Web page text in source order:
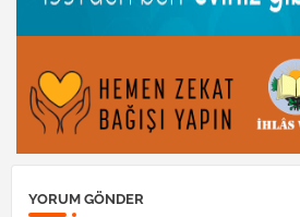
YORUM GÖNDER